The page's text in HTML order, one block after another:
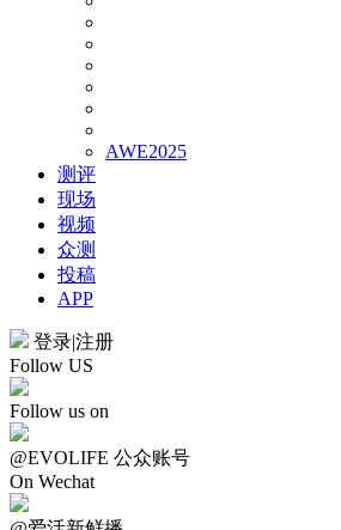
AWE2025
测评
现场
视频
众测
投稿
APP
登录|注册
Follow US
Follow us on
@EVOLIFE 公众账号
On Wechat